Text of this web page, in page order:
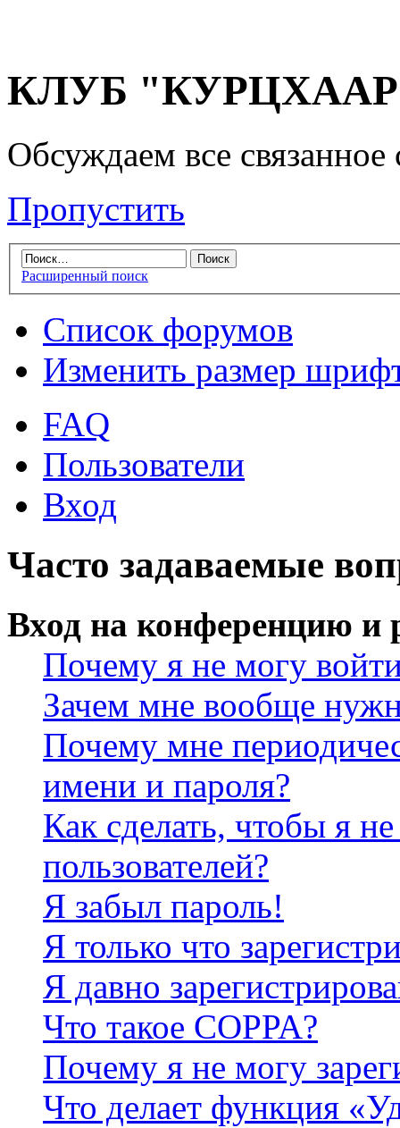
КЛУБ "КУРЦХААР"
Обсуждаем все
Пропустить
Расширенный поиск
Список форумов
Изменить размер
FAQ
Пользователи
Вход
Часто задаваемые
Вход на конференцию и
Почему я не могу
Зачем мне вообще
Почему мне
имени и пароля?
Как сделать, чтобы я
пользователей?
Я забыл пароль!
Я только что
Я давно
Что такое COPPA?
Почему я не могу
Что делает функция